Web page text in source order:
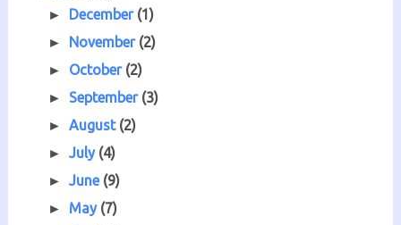
► December (1)
► November (2)
► October (2)
►September (3)
►August (2)
►July (4)
►June (9)
► May (7)